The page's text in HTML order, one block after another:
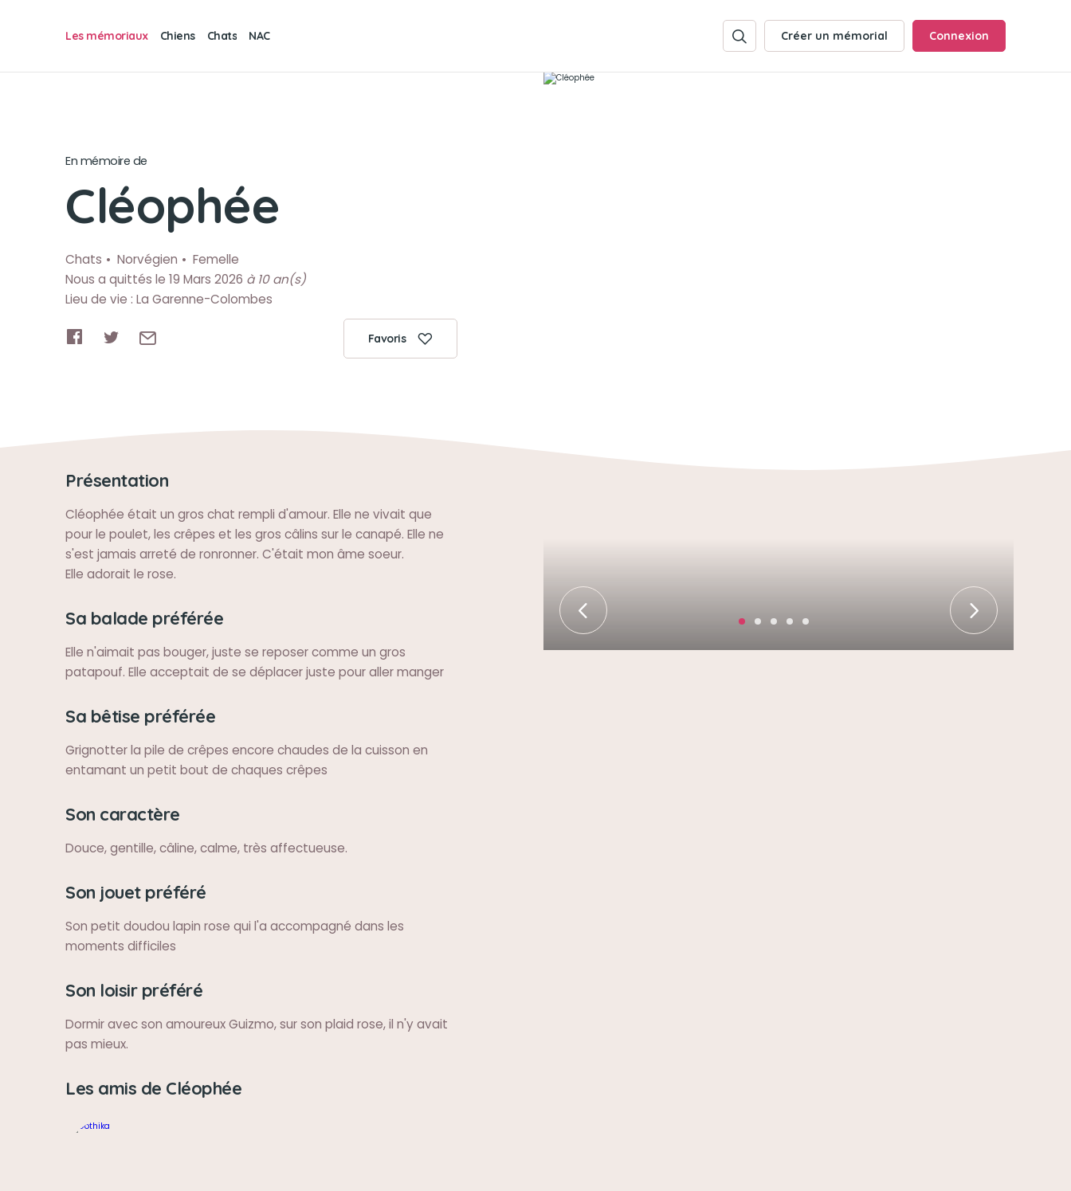
Les mémoriaux Chiens Chats NAC Créer un mémorial Connexion
En mémoire de
Cléophée
Chats Norvégien
Femelle
Nous a quittés le 19 Mars 2026 à 10 an(s)
Lieu de vie : La Garenne-Colombes
Favoris
Présentation
Cléophée était un gros chat rempli d'amour. Elle ne vivait que
pour le poulet, les crêpes et les gros câlins sur le canapé. Elle ne
s'est jamais arreté de ronronner. C'était mon âme soeur.
Elle adorait le rose.
Sa balade préférée
Elle n'aimait pas bouger, juste se reposer comme un gros
patapouf. Elle acceptait de se déplacer juste pour aller manger
Sa bêtise préférée
Grignotter la pile de crêpes encore chaudes de la cuisson en
entamant un petit bout de chaques crêpes
Son caractère
Douce, gentille, câline, calme, très affectueuse.
Son jouet préféré
Son petit doudou lapin rose qui l'a accompagné dans les
moments difficiles
Son loisir préféré
Dormir avec son amoureux Guizmo, sur son plaid rose, il n'y avait
pas mieux.
Les amis de Cléophée